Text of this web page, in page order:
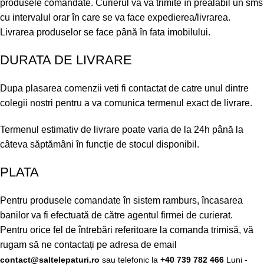
produsele comandate. Curierul vă va trimite în prealabil un sms
cu intervalul orar în care se va face expedierea/livrarea.
Livrarea produselor se face până în fata imobilului.
DURATA DE LIVRARE
Dupa plasarea comenzii veti fi contactat de catre unul dintre
colegii nostri pentru a va comunica termenul exact de livrare.
Termenul estimativ de livrare poate varia de la 24h până la
câteva săptămâni în funcție de stocul disponibil.
PLATA
Pentru produsele comandate în sistem ramburs, încasarea
banilor va fi efectuată de către agentul firmei de curierat.
Pentru orice fel de întrebări referitoare la comanda trimisă, vă
rugam să ne contactați pe adresa de email
contact@saltelepaturi.ro sau telefonic la +40 739 782 466 Luni -